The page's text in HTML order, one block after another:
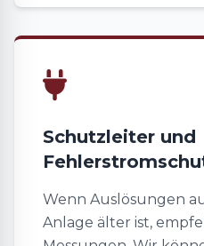
Schutzleiter und
Wenn Auslösungen
Anlage älter ist,